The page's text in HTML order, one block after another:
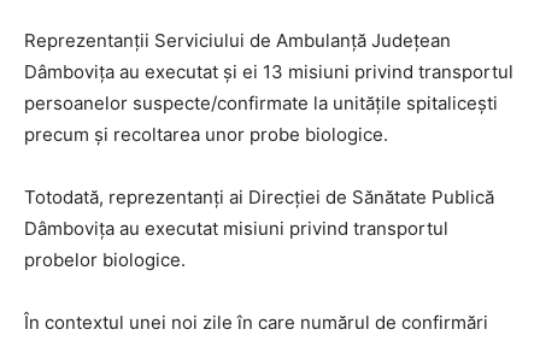
Reprezentanții Serviciului de Ambulanță Județean
Dâmbovița au executat și ei 13 misiuni privind transportul
persoanelor suspecte/confirmate la unitățile spitalicești
precum și recoltarea unor probe biologice.
Totodată, reprezentanți ai Direcției de Sănătate Publică
Dâmbovița au executat misiuni privind transportul
probelor biologice.
În contextul unei noi zile în care numărul de confirmări